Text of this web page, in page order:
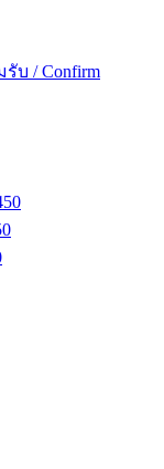
รับ / Confirm